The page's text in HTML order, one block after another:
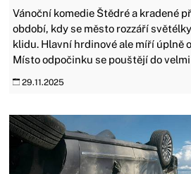
Vánoční komedie Štědré a kradené
období, kdy se město rozzáří
klidu. Hlavní hrdinové ale míří úplně
Místo odpočinku se pouštějí do
29.11.2025